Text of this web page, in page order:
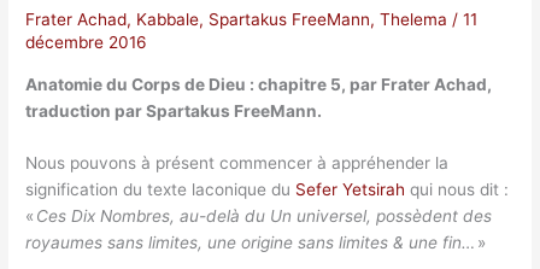
Frater Achad, Kabbale, Spartakus FreeMann,Thelema /11
décembre 2016
Anatomie du Corps de Dieu : chapitre 5, par Frater Achad,
traduction par Spartakus FreeMann.
Nous pouvons à présent commencer à appréhender la
signification du texte laconique du Sefer Yetsirah qui nous dit :
« Ces Dix Nombres, au-delà du Un universel, possèdent des
royaumes sans limites, une origine sans limites & une fin… »